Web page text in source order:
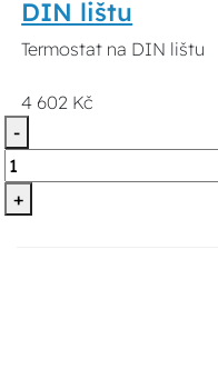
DIN lištu
Termostat na DIN lištu
4 602 Kč
-
+